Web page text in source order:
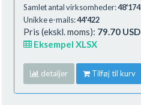
Samlet antal virksomheder:48'174
Unikke e-mails:44'422
Pris (ekskl. moms): 79.70 USD
Eksempel XLSX
detaljer Tilføj til kurv